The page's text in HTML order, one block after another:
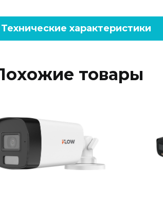
Технические характеристики
товары